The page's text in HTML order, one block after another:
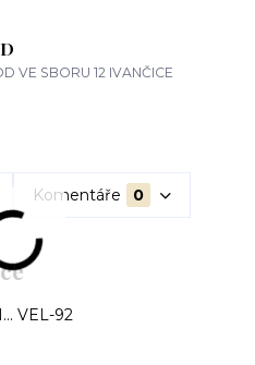
VE SBORU 12 IVANČICE
Komentáře 0
VEL-92